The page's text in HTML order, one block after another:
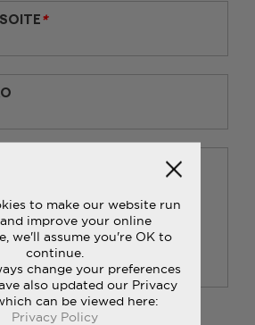
*
AUTTAA?
to make our website run
improve your online
we'll assume you're OK to
continue.
change your preferences
also updated our Privacy
can be viewed here:
Privacy Policy